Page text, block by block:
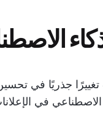
جذريًا في
الاصطناعي في